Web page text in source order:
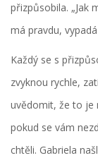
přizpůsobila. „Jak
má pravdu,
Každý se s
zvyknou rychle,
uvědomit, že to je
pokud se vám
chtěli. Gabriela